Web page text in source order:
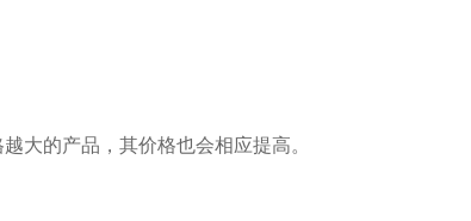
大的产品，其价格也会相应提高。